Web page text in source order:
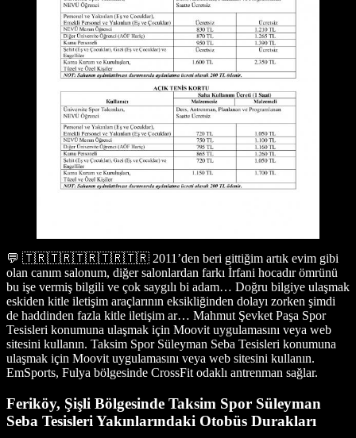
💬 🇹🇷🇹🇷🇹🇷🇹🇷🇹🇷 2011’den beri gittiğim artık evim gibi
olan canım salonum, diğer salonlardan farkı İrfani hocadır ömrünü
bu işe vermiş bilgili ve çok saygılı bi adam… Doğru bilgiye ulaşmak
eskiden kitle iletişim araçlarının eksikliğinden dolayı zorken şimdi
de haddinden fazla kitle iletişim ar… Mahmut Şevket Paşa Spor
Tesisleri konumuna ulaşmak için Moovit uygulamasını veya web
sitesini kullanın. Taksim Spor Süleyman Seba Tesisleri konumuna
ulaşmak için Moovit uygulamasını veya web sitesini kullanın.
EmSports, Fulya bölgesinde CrossFit odaklı antrenman sağlar.
Feriköy, Şişli Bölgesinde Taksim Spor Süleyman
Seba Tesisleri Yakınlarındaki Otobüs Durakları